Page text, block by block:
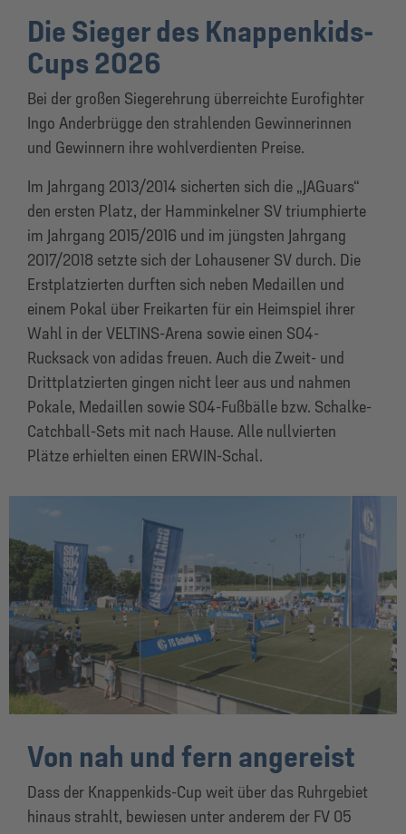
Die Sieger des Knappenkids-
Cups 2026
Bei der großen Siegerehrung überreichte Eurofighter
Ingo Anderbrügge den strahlenden Gewinnerinnen
und Gewinnern ihre wohlverdienten Preise.
Im Jahrgang 2013/2014 sicherten sich die „JAGuars“
den ersten Platz, der Hamminkelner SV triumphierte
im Jahrgang 2015/2016 und im jüngsten Jahrgang
2017/2018 setzte sich der Lohausener SV durch. Die
Erstplatzierten durften sich neben Medaillen und
einem Pokal über Freikarten für ein Heimspiel ihrer
Wahl in der VELTINS-Arena sowie einen S04-
Rucksack von adidas freuen. Auch die Zweit- und
Drittplatzierten gingen nicht leer aus und nahmen
Pokale, Medaillen sowie S04-Fußbälle bzw. Schalke-
Catchball-Sets mit nach Hause. Alle nullvierten
Plätze erhielten einen ERWIN-Schal.
Von nah und fern angereist
Dass der Knappenkids-Cup weit über das Ruhrgebiet
hinaus strahlt, bewiesen unter anderem der FV 05